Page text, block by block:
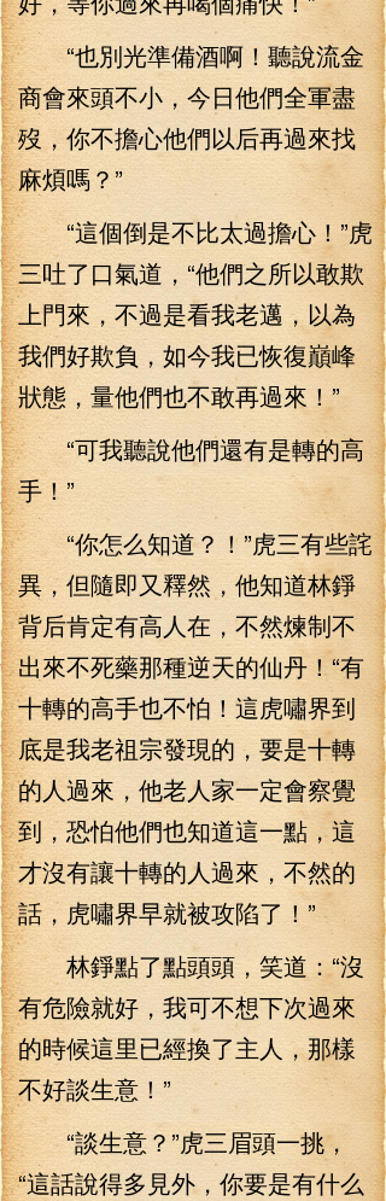
“也別光準備酒啊！聽說流金
商會來頭不小，今日他們全軍盡
歿，你不擔心他們以后再過來找
麻煩嗎？”
“這個倒是不比太過擔心！”虎
三吐了口氣道，“他們之所以敢欺
上門來，不過是看我老邁，以為
我們好欺負，如今我已恢復巔峰
狀態，量他們也不敢再過來！”
“可我聽說他們還有是轉的高
手！”
“你怎么知道？！”虎三有些詫
異，但隨即又釋然，他知道林錚
背后肯定有高人在，不然煉制不
出來不死藥那種逆天的仙丹！“有
十轉的高手也不怕！這虎嘯界到
底是我老祖宗發現的，要是十轉
的人過來，他老人家一定會察覺
到，恐怕他們也知道這一點，這
才沒有讓十轉的人過來，不然的
話，虎嘯界早就被攻陷了！”
林錚點了點頭頭，笑道：“沒
有危險就好，我可不想下次過來
的時候這里已經換了主人，那樣
不好談生意！”
“談生意？”虎三眉頭一挑，
“這話說得多見外，你要是有什么